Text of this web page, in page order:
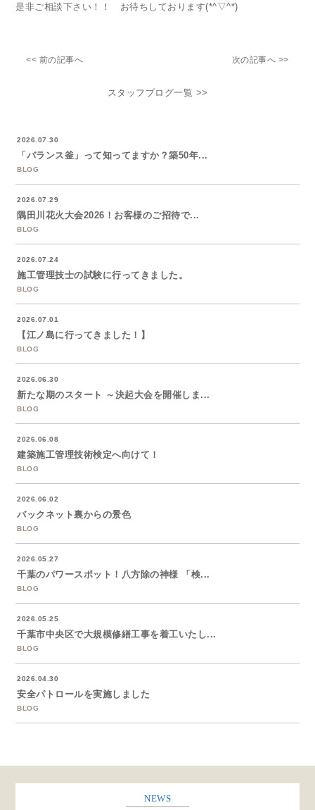
是非ご相談下さい！！ お待ちしております(*^▽^*)
<< 前の記事へ 次の記事へ >>
スタッフブログ一覧 >>
2026.07.30
「バランス釜」って知ってますか？築50年...
BLOG
2026.07.29
隅田川花火大会2026！お客様のご招待で...
BLOG
2026.07.24
施工管理技士の試験に行ってきました。
BLOG
2026.07.01
【江ノ島に行ってきました！】
BLOG
2026.06.30
新たな期のスタート ～決起大会を開催しま...
BLOG
2026.06.08
建築施工管理技術検定へ向けて！
BLOG
2026.06.02
バックネット裏からの景色
BLOG
2026.05.27
千葉のパワースポット！八方除の神様 「検...
BLOG
2026.05.25
千葉市中央区で大規模修繕工事を着工いたし...
BLOG
2026.04.30
安全パトロールを実施しました
BLOG
NEWS